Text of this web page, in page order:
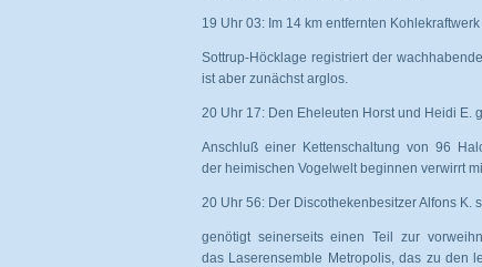
19 Uhr 03: Im 14 km entfernten Kohlekraftwerk
Sottrup-Höcklage registriert der
ist aber zunächst arglos.
20 Uhr 17: Den Eheleuten Horst und Heidi E.
Anschluß einer Kettenschaltung von 96
der heimischen Vogelwelt beginnen verwirrt
20 Uhr 56: Der Discothekenbesitzer Alfons K.
genötigt seinerseits einen Teil zur
das Laserensemble Metropolis, das zu den